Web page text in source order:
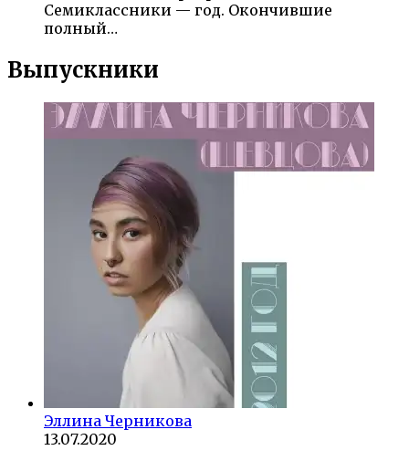
Семиклассники — год. Окончившие
полный…
Выпускники
Эллина Черникова
13.07.2020